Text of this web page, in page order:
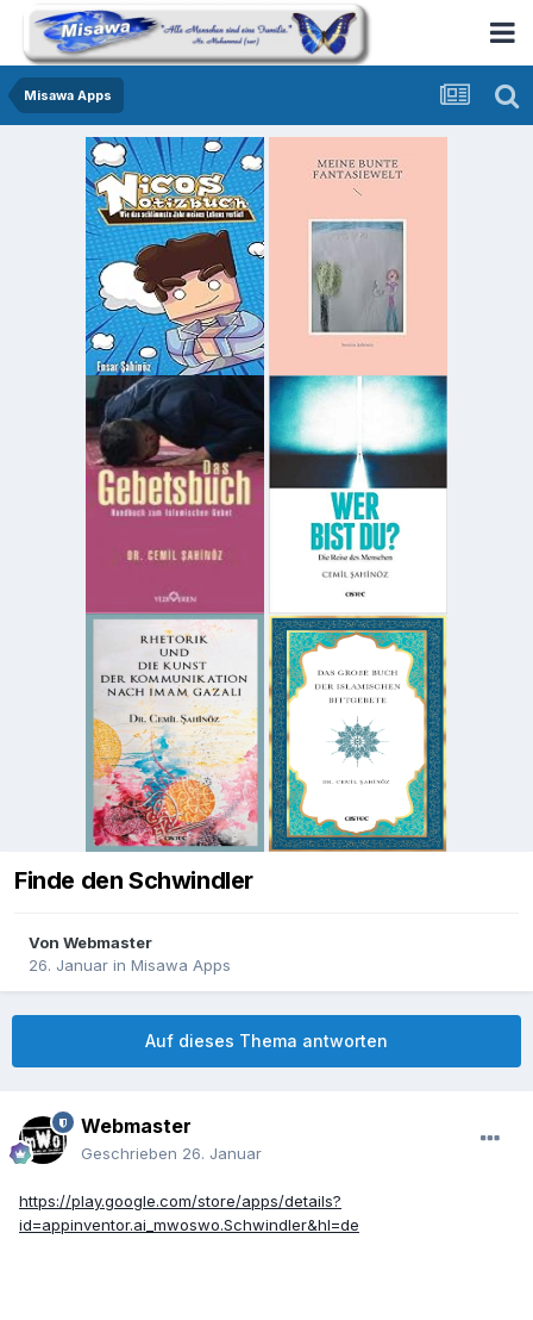
Misawa Apps
Finde den Schwindler
Von Webmaster
26. Januar in Misawa Apps
Auf dieses Thema antworten
Webmaster
Geschrieben 26. Januar
https://play.google.com/store/apps/details?
id=appinventor.ai_mwoswo.Schwindler&hl=de